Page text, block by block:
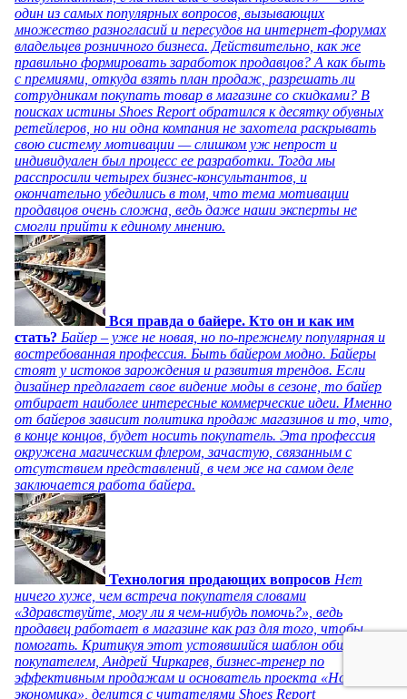
один из самых популярных вопросов, вызывающих
множество разногласий и пересудов на интернет-форумах
владельцев розничного бизнеса. Действительно, как же
правильно формировать заработок продавцов? А как быть
с премиями, откуда взять план продаж, разрешать ли
сотрудникам покупать товар в магазине со скидками? В
поисках истины Shoes Report обратился к десятку обувных
ретейлеров, но ни одна компания не захотела раскрывать
свою систему мотивации — слишком уж непрост и
индивидуален был процесс ее разработки. Тогда мы
расспросили четырех бизнес-консультантов, и
окончательно убедились в том, что тема мотивации
продавцов очень сложна, ведь даже наши эксперты не
смогли прийти к единому мнению.
Вся правда о байере. Кто он и как им
стать? Байер – уже не новая, но по-прежнему популярная и
востребованная профессия. Быть байером модно. Байеры
стоят у истоков зарождения и развития трендов. Если
дизайнер предлагает свое видение моды в сезоне, то байер
отбирает наиболее интересные коммерческие идеи. Именно
от байеров зависит политика продаж магазинов и то, что,
в конце концов, будет носить покупатель. Эта профессия
окружена магическим флером, зачастую, связанным с
отсутствием представлений, в чем же на самом деле
заключается работа байера.
Технология продающих вопросов Нет
ничего хуже, чем встреча покупателя словами
«Здравствуйте, могу ли я чем-нибудь помочь?», ведь
продавец работает в магазине как раз для того, чтобы
помогать. Критикуя этот устоявшийся шаблон общения с
покупателем, Андрей Чиркарев, бизнес-тренер по
эффективным продажам и основатель проекта «Новая
экономика», делится с читателями Shoes Report